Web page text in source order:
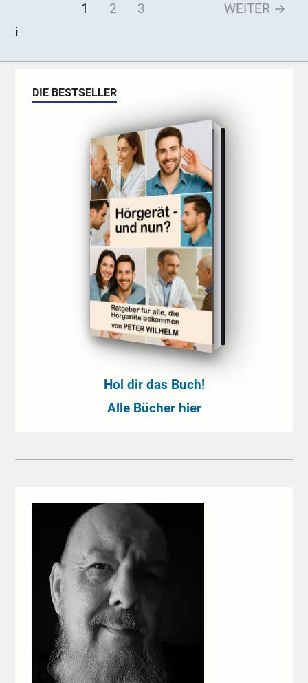
1 2 3
WEITER →
i
DIE BESTSELLER
Hol dir das Buch!
Alle Bücher hier